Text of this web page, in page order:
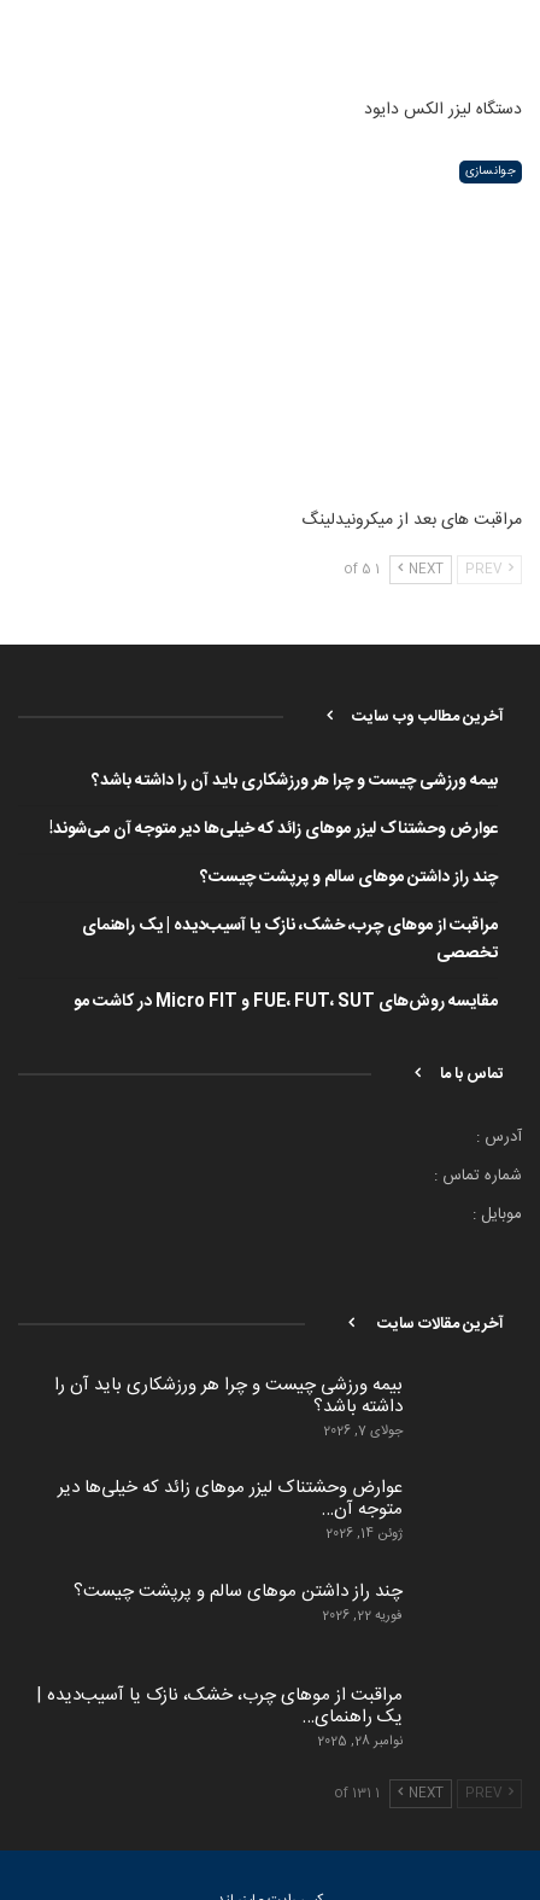
دستگاه لیزر الکس دایود
جوانسازی
مراقبت های بعد از میکرونیدلینگ
NEXT
1 of 5
آخرین مطالب وب سایت
بیمه ورزشی چیست و چرا هر ورزشکاری باید آن را داشته باشد؟
عوارض وحشتناک لیزر موهای زائد که خیلی‌ها دیر متوجه آن می‌شوند!
چند راز داشتن موهای سالم و پرپشت چیست؟
مراقبت از موهای چرب، خشک، نازک یا آسیب‌دیده | یک راهنمای
تخصصی
مقایسه روش‌های FUE، FUT، SUT و Micro FIT در کاشت مو
تماس با ما
آدرس :
شماره تماس :
موبایل :
آخرین مقالات سایت
بیمه ورزشی چیست و چرا هر ورزشکاری باید آن را
داشته باشد؟
جولای 7, 2026
عوارض وحشتناک لیزر موهای زائد که خیلی‌ها دیر
متوجه آن…
ژوئن 14, 2026
چند راز داشتن موهای سالم و پرپشت چیست؟
فوریه 22, 2026
مراقبت از موهای چرب، خشک، نازک یا آسیب‌دیده |
یک راهنمای…
نوامبر 28, 2025
NEXT
1 of 131